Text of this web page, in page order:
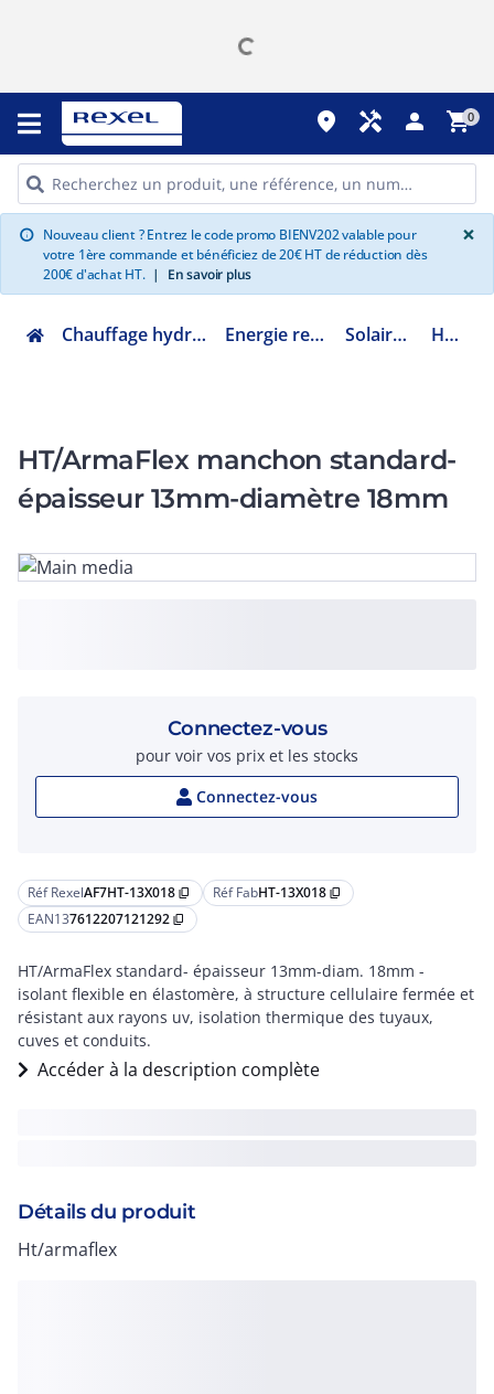
place handyman person shopping_cart0
info Nouveau client ? Entrez le code promo BIENV202 valable pour
votre 1ère commande et bénéficiez de 20€ HT de réduction dès
200€ d'achat HT. | En savoir plus
×
Chauffage hydraulique et plomberie Energie renouvelable ENR Solaire thermique HT-13X018
HT/ArmaFlex manchon standard-
épaisseur 13mm-diamètre 18mm
Réf RexelAF7HT-13X018 content_copy Réf FabHT-13X018 content_copy
EAN137612207121292 content_copy
HT/ArmaFlex standard- épaisseur 13mm-diam. 18mm -
isolant flexible en élastomère, à structure cellulaire fermée et
résistant aux rayons uv, isolation thermique des tuyaux,
cuves et conduits.
Accéder à la description complète
Détails du produit
Ht/armaflex
Connectez-vous
pour voir vos prix et les stocks
Connectez-vous